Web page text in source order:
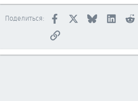
Поделиться: Facebook BlueskyLinkedIn
Ссылка